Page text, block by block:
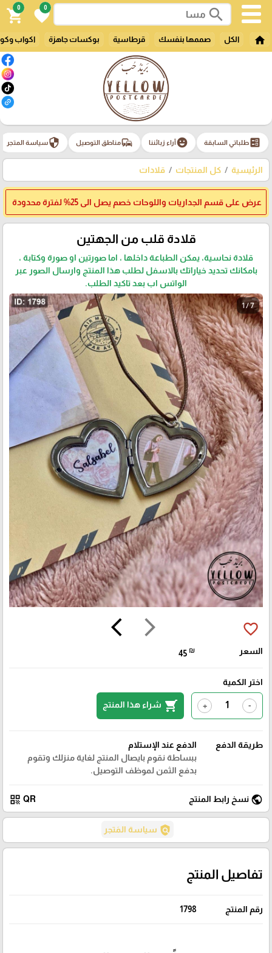
search
0
favorite
0
shopping_cart
home الكل صممها بنفسك قرطاسية بوكسات جاهزة اكواب
ballotطلباتي السابقة emoji_emotionsآراء زبائننا commuteمناطق التوصيل securityسياسة المتجر
الرئيسية كل المنتجات قلادات
عرض على قسم الجداريات واللوحات خصم يصل الى 25% لفترة محدودة
قلادة قلب من الجهتين
قلادة نحاسية، يمكن الطباعة داخلها ، اما صورتين او صورة وكتابة ،
بامكانك تحديد خياراتك بالاسفل لطلب هذا المنتج وارسال الصور عبر
الواتس اب بعد تاكيد الطلب.
1 / 7
arrow_forward_ios
arrow_back_ios favorite_border
السعر 45 ₪
اختر الكمية
-
+
shopping_cart شراء هذا المنتج
طريقة الدفع
الدفع عند الإستلام
ببساطة نقوم بايصال المنتج لغاية منزلك وتقوم
بدفع الثمن لموظف التوصيل.
public نسخ رابط المنتج QR
qr_code
policy سياسة المَتجر
تفاصيل المنتج
رقم المنتج 1798